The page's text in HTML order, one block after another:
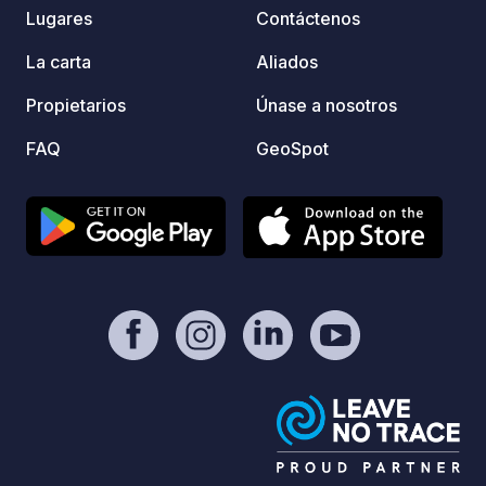
Lugares
La carta
Propietarios
FAQ
Contáctenos
Aliados
Únase a nosotros
GeoSpot